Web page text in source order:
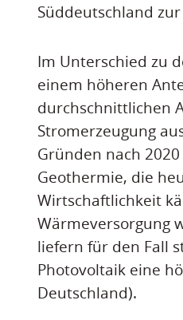
Süddeutschland
Im Unterschied zu
einem höheren
durchschnittlichen
Stromerzeugung
Gründen nach
Geothermie, die
Wirtschaftlichkeit
Wärmeversorgung
liefern für den Fall
Photovoltaik eine
Deutschland).